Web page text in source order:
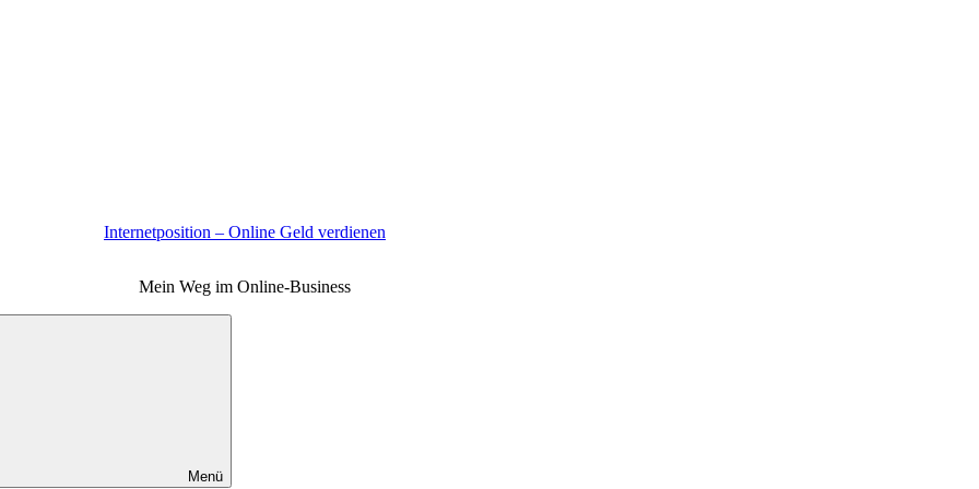
Internetposition – Online Geld verdienen
Mein Weg im Online-Business
Menü